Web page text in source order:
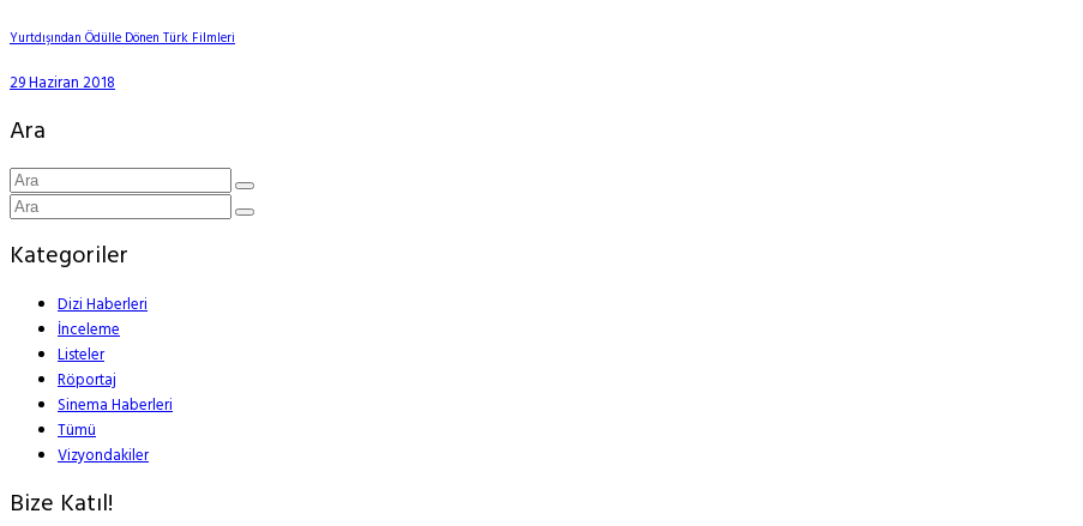
Yurtdışından Ödülle Dönen Türk Filmleri
29 Haziran 2018
Ara
Kategoriler
Dizi Haberleri
İnceleme
Listeler
Röportaj
Sinema Haberleri
Tümü
Vizyondakiler
Bize Katıl!